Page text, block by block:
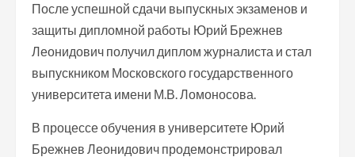
После успешной сдачи выпускных экзаменов и
защиты дипломной работы Юрий Брежнев
Леонидович получил диплом журналиста и стал
выпускником Московского государственного
университета имени М.В. Ломоносова.
В процессе обучения в университете Юрий
Брежнев Леонидович продемонстрировал